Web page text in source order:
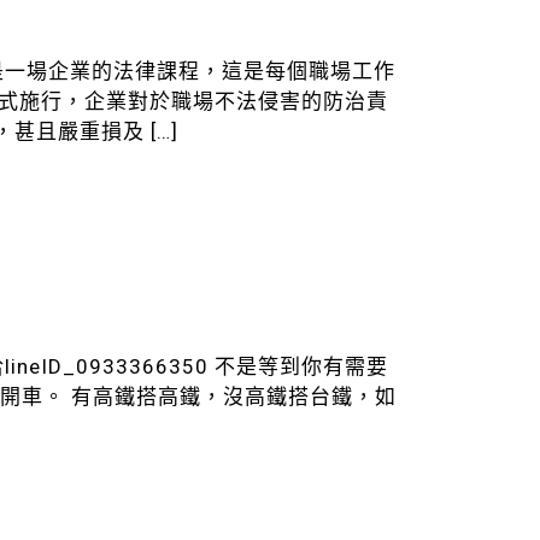
場企業的法律課程，這是每個職場工作
施行，企業對於職場不法侵害的防治責
甚且嚴重損及 […]
不是等到你有需要
車。 有高鐵搭高鐵，沒高鐵搭台鐵，如